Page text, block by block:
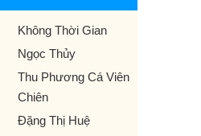
Không Thời Gian
Ngọc Thủy
Thu Phương Cá Viên
Chiên
Đặng Thị Huệ